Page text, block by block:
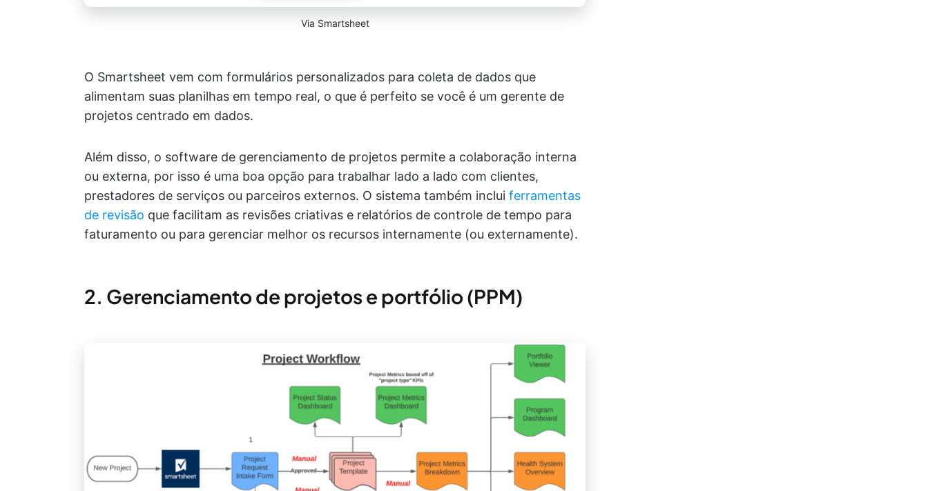
Via Smartsheet
O Smartsheet vem com formulários personalizados para coleta de dados que
alimentam suas planilhas em tempo real, o que é perfeito se você é um gerente de
projetos centrado em dados.
Além disso, o software de gerenciamento de projetos permite a colaboração interna
ou externa, por isso é uma boa opção para trabalhar lado a lado com clientes,
prestadores de serviços ou parceiros externos. O sistema também inclui ferramentas
de revisão que facilitam as revisões criativas e relatórios de controle de tempo para
faturamento ou para gerenciar melhor os recursos internamente (ou externamente).
2. Gerenciamento de projetos e portfólio (PPM)